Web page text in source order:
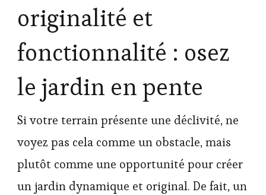
originalité et
fonctionnalité : osez
le jardin en pente
Si votre terrain présente une déclivité, ne
voyez pas cela comme un obstacle, mais
plutôt comme une opportunité pour créer
un jardin dynamique et original. De fait, un